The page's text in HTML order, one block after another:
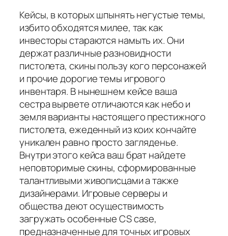
Кейсы, в которых шпынять негустые темы,
избито обходятся милее, так как
инвесторы стараются намыть их. Они
держат различные разновидности
пистолета, скины пользу кого персонажей
и прочие дорогие темы игрового
инвентаря. В нынешнем кейсе ваша
сестра вырвете отличаются как небо и
земля варианты настоящего престижного
пистолета, ежеденный из коих кончайте
уникален равно просто загляденье.
Внутри этого кейса ваш брат найдете
неповторимые скины, сформированные
талантливыми живописцами а также
дизайнерами. Игровые серверы и
общества деют осуществимость
загружать особенные CS case,
предназначенные для точных игровых